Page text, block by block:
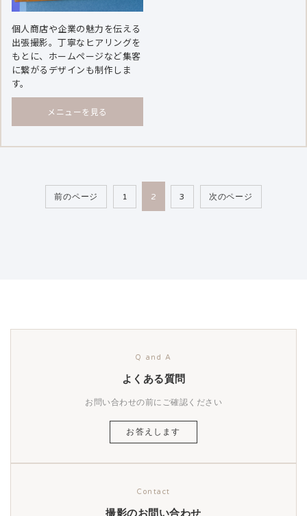
個人商店や企業の魅力を伝える
出張撮影。丁寧なヒアリングを
もとに、ホームページなど集客
に繋がるデザインも制作しま
す。
メニューを見る
POST
NAVIGATION
前のページ 1 2 3 次のページ
Q and A
よくある質問
お問い合わせの前にご確認ください
お答えします
Contact
撮影のお問い合わせ